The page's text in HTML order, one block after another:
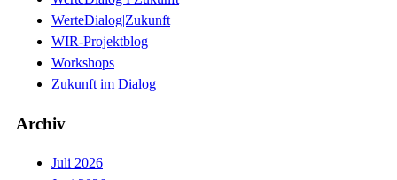
WerteDialog|Zukunft
WIR-Projektblog
Workshops
Zukunft im Dialog
Archiv
Juli 2026